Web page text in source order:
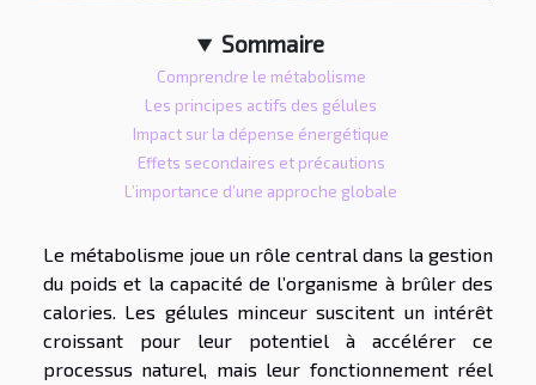
Sommaire
Comprendre le métabolisme
Les principes actifs des gélules
Impact sur la dépense énergétique
Effets secondaires et précautions
L’importance d’une approche globale
Le métabolisme joue un rôle central dans la gestion
du poids et la capacité de l’organisme à brûler des
calories. Les gélules minceur suscitent un intérêt
croissant pour leur potentiel à accélérer ce
processus naturel, mais leur fonctionnement réel